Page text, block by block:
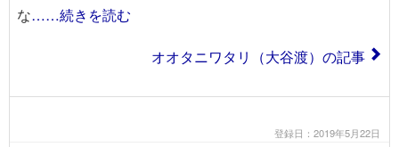
な……続きを読む
オオタニワタリ（大谷渡）の記事
登録日：2019年5月22日